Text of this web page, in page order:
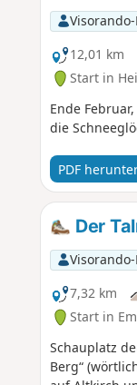
12,01 km
Start in
Ende
die
PDF
Der
7,32 km
Start in
Schauplatz
Berg“